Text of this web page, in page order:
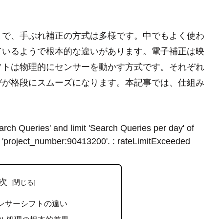
、手ぶれ補正の方式は多様です。中でもよく使わ
るようで根本的な違いがあります。電子補正は映
は物理的にセンサーを動かす方式です。それぞれ
格段にスムーズになります。本記事では、仕組み
Queries' and limit 'Search Queries per day' of
: rateLimitExceeded
サーシフトの違い